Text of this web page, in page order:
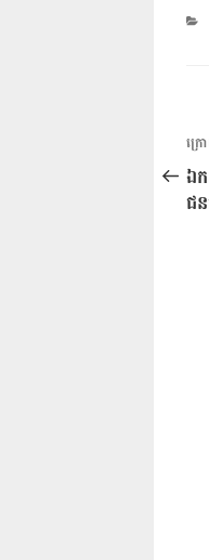
ក
អត្
មុន
ក្រ
ឯ
ជ